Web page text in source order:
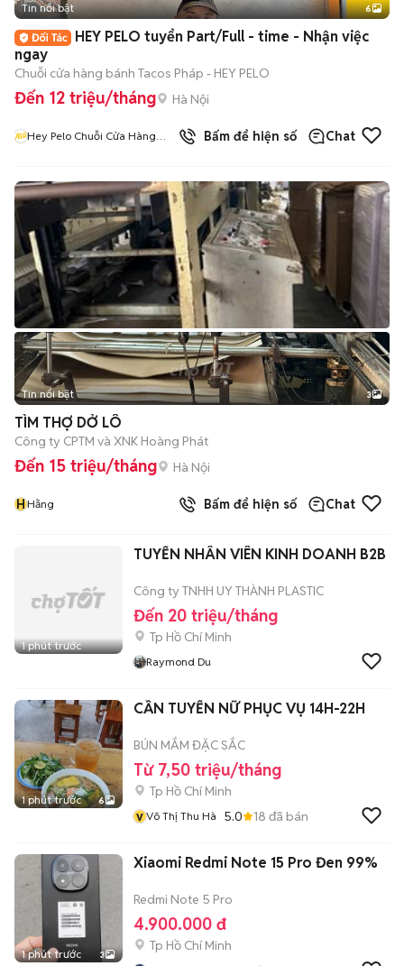
+2
Tin nổi bật 6
HEY PELO tuyển Part/Full - time - Nhận việc
ngay
Chuỗi cửa hàng bánh Tacos Pháp - HEY PELO
Đến 12 triệu/tháng Hà Nội
Hey Pelo Chuỗi Cửa Hàng
Bấm để hiện số Chat
Tin nổi bật 3
TÌM THỢ DỞ LÔ
Công ty CPTM và XNK Hoàng Phát
Đến 15 triệu/tháng Hà Nội
HHằng Bấm để hiện số Chat
1 phút trước
TUYỂN NHÂN VIÊN KINH DOANH B2B
Công ty TNHH UY THÀNH PLASTIC
Đến 20 triệu/tháng
Tp Hồ Chí Minh
Raymond Du
1 phút trước 6
CẦN TUYỂN NỮ PHỤC VỤ 14H-22H
BÚN MẮM ĐẶC SẮC
Từ 7,50 triệu/tháng
Tp Hồ Chí Minh
v Võ Thị Thu Hà 5.0 18 đã bán
1 phút trước 3
Xiaomi Redmi Note 15 Pro Đen 99%
Redmi Note 5 Pro
4.900.000 đ
Tp Hồ Chí Minh